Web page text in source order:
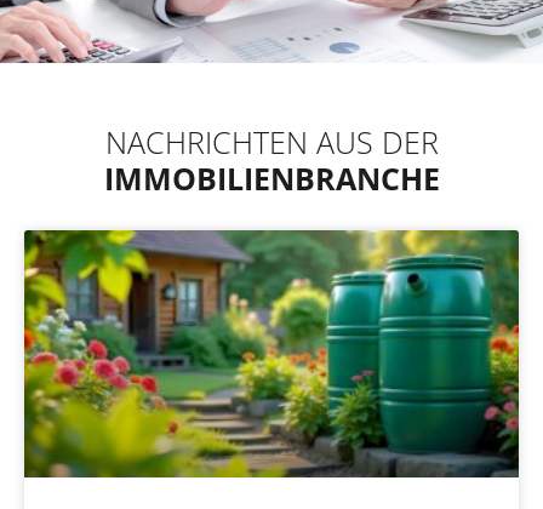
NACHRICHTEN AUS DER
IMMOBILIENBRANCHE